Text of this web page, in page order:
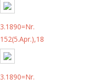
3.1890=Nr.
152(5.Apr.),18
3.1890=Nr.